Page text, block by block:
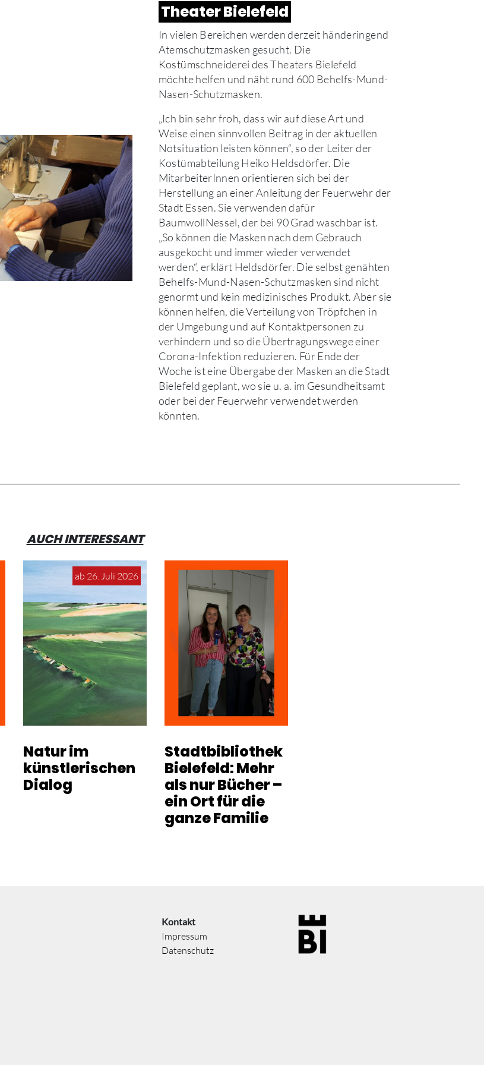
Theater Bielefeld
In vielen Bereichen werden derzeit händeringend
Atemschutzmasken gesucht. Die
Kostümschneiderei des Theaters Bielefeld
möchte helfen und näht rund 600 Behelfs-Mund-
Nasen-Schutzmasken.
„Ich bin sehr froh, dass wir auf diese Art und
Weise einen sinnvollen Beitrag in der aktuellen
Notsituation leisten können“, so der Leiter der
Kostümabteilung Heiko Heldsdörfer. Die
MitarbeiterInnen orientieren sich bei der
Herstellung an einer Anleitung der Feuerwehr der
Stadt Essen. Sie verwenden dafür
BaumwollNessel, der bei 90 Grad waschbar ist.
„So können die Masken nach dem Gebrauch
ausgekocht und immer wieder verwendet
werden“, erklärt Heldsdörfer. Die selbst genähten
Behelfs-Mund-Nasen-Schutzmasken sind nicht
genormt und kein medizinisches Produkt. Aber sie
können helfen, die Verteilung von Tröpfchen in
der Umgebung und auf Kontaktpersonen zu
verhindern und so die Übertragungswege einer
Corona-Infektion reduzieren. Für Ende der
Woche ist eine Übergabe der Masken an die Stadt
Bielefeld geplant, wo sie u. a. im Gesundheitsamt
oder bei der Feuerwehr verwendet werden
könnten.
AUCH INTERESSANT
ab 26. Juli 2026
Natur im
künstlerischen
Dialog
Stadtbibliothek
Bielefeld: Mehr
als nur Bücher –
ein Ort für die
ganze Familie
Kontakt
Impressum
Datenschutz